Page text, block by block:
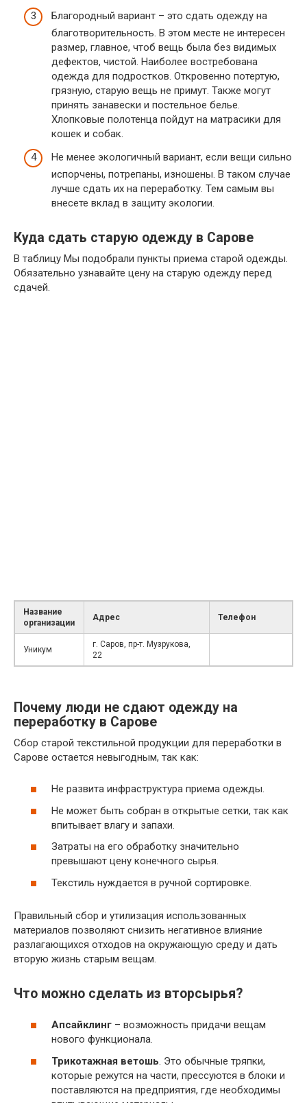
Благородный вариант – это сдать одежду на
благотворительность. В этом месте не интересен
размер, главное, чтоб вещь была без видимых
дефектов, чистой. Наиболее востребована
одежда для подростков. Откровенно потертую,
грязную, старую вещь не примут. Также могут
принять занавески и постельное белье.
Хлопковые полотенца пойдут на матрасики для
кошек и собак.
Не менее экологичный вариант, если вещи сильно
испорчены, потрепаны, изношены. В таком случае
лучше сдать их на переработку. Тем самым вы
внесете вклад в защиту экологии.
Куда сдать старую одежду в Сарове
В таблицу Мы подобрали пункты приема старой одежды.
Обязательно узнавайте цену на старую одежду перед
сдачей.
Название
организации
Адрес Телефон
Уникум
г. Саров, пр-т. Музрукова,
22
Почему люди не сдают одежду на
переработку в Сарове
Сбор старой текстильной продукции для переработки в
Сарове остается невыгодным, так как:
Не развита инфраструктура приема одежды.
Не может быть собран в открытые сетки, так как
впитывает влагу и запахи.
Затраты на его обработку значительно
превышают цену конечного сырья.
Текстиль нуждается в ручной сортировке.
Правильный сбор и утилизация использованных
материалов позволяют снизить негативное влияние
разлагающихся отходов на окружающую среду и дать
вторую жизнь старым вещам.
Что можно сделать из вторсырья?
Апсайклинг – возможность придачи вещам
нового функционала.
Трикотажная ветошь. Это обычные тряпки,
которые режутся на части, прессуются в блоки и
поставляются на предприятия, где необходимы